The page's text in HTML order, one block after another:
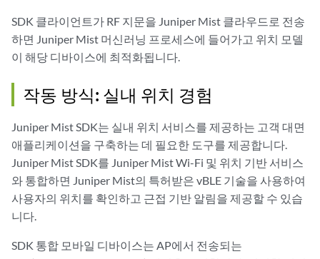
SDK 클라이언트가 RF 지문을 Juniper Mist 클라우드로 전송
하면 Juniper Mist 머신러닝 프로세스에 들어가고 위치 모델
이 해당 디바이스에 최적화됩니다.
작동 방식: 실내 위치 경험
Juniper Mist SDK는 실내 위치 서비스를 제공하는 고객 대면
애플리케이션을 구축하는 데 필요한 도구를 제공합니다.
Juniper Mist SDK를 Juniper Mist Wi-Fi 및 위치 기반 서비스
와 통합하면 Juniper Mist의 특허받은 vBLE 기술을 사용하여
사용자의 위치를 확인하고 근접 기반 알림을 제공할 수 있습
니다.
SDK 통합 모바일 디바이스는 AP에서 전송되는